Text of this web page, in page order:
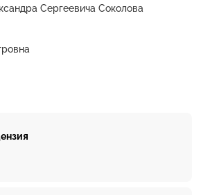
Сергеевича Соколова